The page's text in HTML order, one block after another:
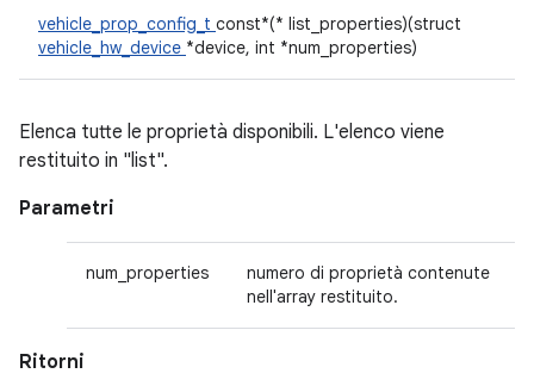
vehicle_prop_config_t const*(* list_properties)(struct
vehicle_hw_device *device, int *num_properties)
Elenca tutte le proprietà disponibili. L'elenco viene
restituito in "list".
Parametri
num_properties
numero di proprietà contenute
nell'array restituito.
Ritorni